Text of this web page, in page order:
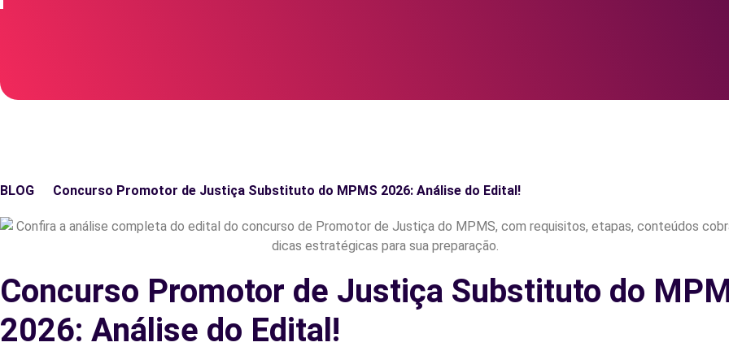
BLOG Concurso Promotor de Justiça Substituto do MPMS 2026: Análise do Edital!
Concurso Promotor de Justiça Substituto do
2026: Análise do Edital!